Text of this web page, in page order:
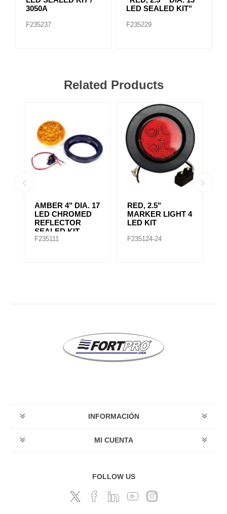
3050A
F235237
LED SEALED KIT"
F235229
Related Products
AMBER 4" DIA. 17
LED CHROMED
REFLECTOR
SEALED KIT
F235111
RED, 2.5"
MARKER LIGHT 4
LED KIT
F235124-24
INFORMACIÓN
MI CUENTA
FOLLOW US